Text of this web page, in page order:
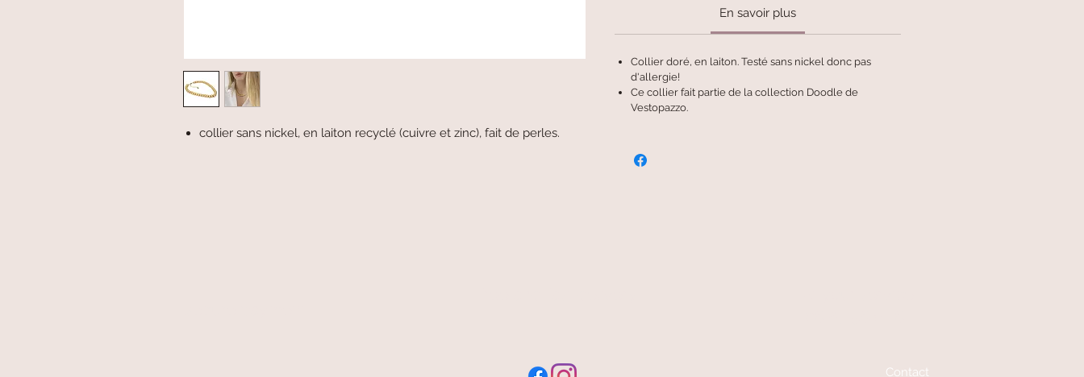
collier sans nickel, en laiton recyclé (cuivre et zinc), fait de perles.
En savoir plus
Collier doré, en laiton. Testé sans nickel donc pas
d'allergie!
Ce collier fait partie de la collection Doodle de
Vestopazzo.
Contact